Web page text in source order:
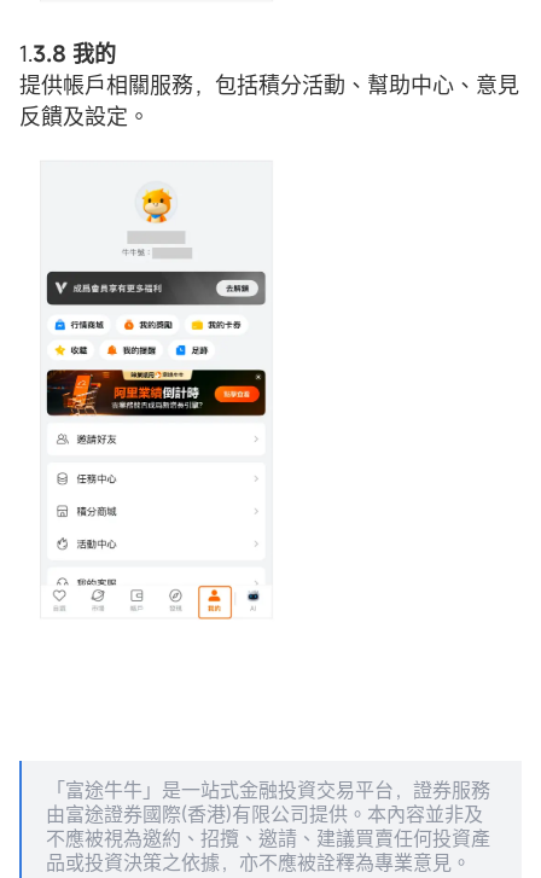
1.3.8 我的
提供帳戶相關服務，包括積分活動、幫助中心、意見
反饋及設定。
「富途牛牛」是一站式金融投資交易平台，證券服務
由富途證券國際(香港)有限公司提供。本內容並非及
不應被視為邀約、招攬、邀請、建議買賣任何投資產
品或投資決策之依據，亦不應被詮釋為專業意見。